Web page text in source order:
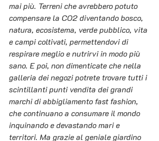
mai più. Terreni che avrebbero potuto
compensare la CO2 diventando bosco,
natura, ecosistema, verde pubblico, vita
e campi coltivati, permettendovi di
respirare meglio e nutrirvi in modo più
sano. E poi, non dimenticate che nella
galleria dei negozi potrete trovare tutti i
scintillanti punti vendita dei grandi
marchi di abbigliamento fast fashion,
che continuano a consumare il mondo
inquinando e devastando mari e
territori. Ma grazie al geniale giardino